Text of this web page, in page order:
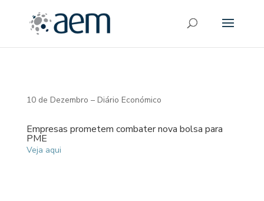
10 de Dezembro – Diário Económico
Empresas prometem combater nova bolsa para
PME
Veja aqui